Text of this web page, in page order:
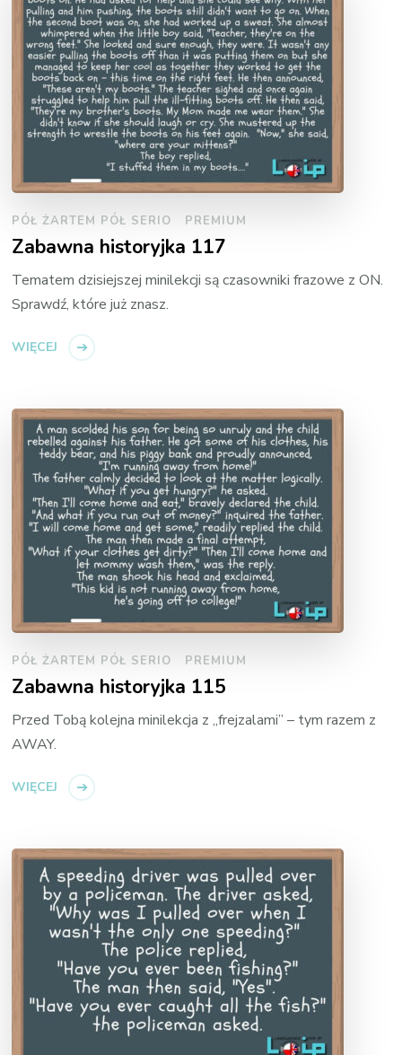
PÓŁ ŻARTEM PÓŁ SERIO PREMIUM
Zabawna historyjka 117
Tematem dzisiejszej minilekcji są czasowniki frazowe z ON.
Sprawdź, które już znasz.
WIĘCEJ
PÓŁ ŻARTEM PÓŁ SERIO PREMIUM
Zabawna historyjka 115
Przed Tobą kolejna minilekcja z „frejzalami” – tym razem z
AWAY.
WIĘCEJ